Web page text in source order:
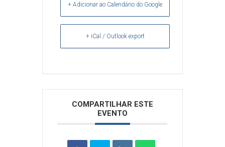
+ Adicionar ao Calendário do Google
+ iCal / Outlook export
COMPARTILHAR ESTE
EVENTO